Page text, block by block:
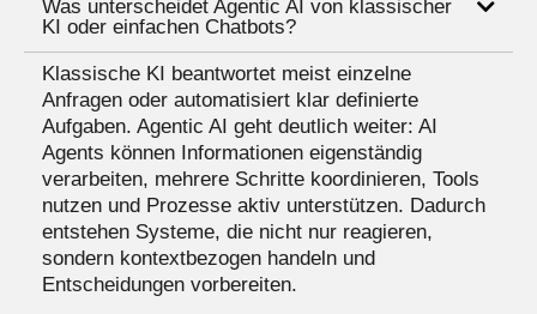
Was unterscheidet Agentic AI von klassischer
KI oder einfachen Chatbots?
Klassische KI beantwortet meist einzelne
Anfragen oder automatisiert klar definierte
Aufgaben. Agentic AI geht deutlich weiter: AI
Agents können Informationen eigenständig
verarbeiten, mehrere Schritte koordinieren, Tools
nutzen und Prozesse aktiv unterstützen. Dadurch
entstehen Systeme, die nicht nur reagieren,
sondern kontextbezogen handeln und
Entscheidungen vorbereiten.